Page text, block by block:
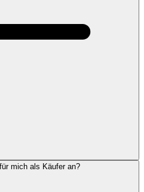
mich als Käufer an?